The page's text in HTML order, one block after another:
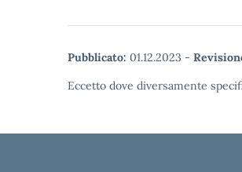
Pubblicato: 01.12.2023 -
Eccetto dove diversamente